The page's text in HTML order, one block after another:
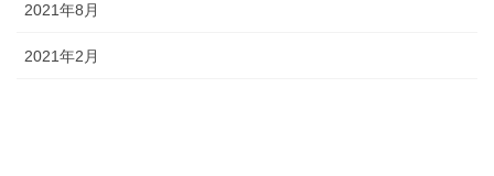
2021年8月
2021年2月